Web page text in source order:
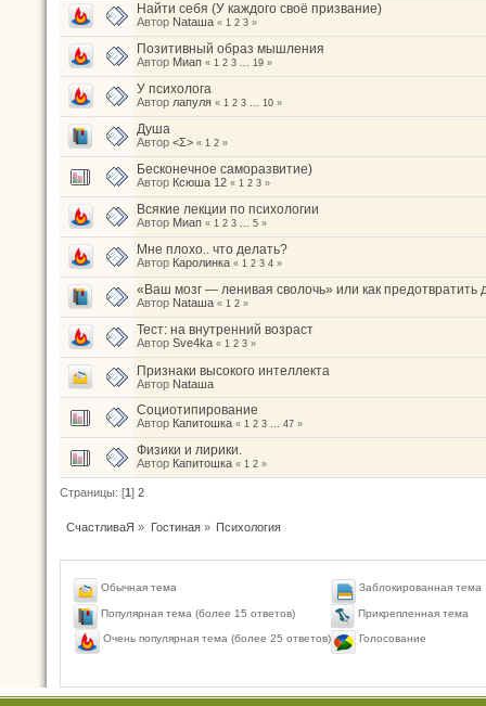
Найти себя (У каждого своё призвание)
Автор Nataшa « 1 2 3 »
Позитивный образ мышления
Автор Миап « 1 2 3 ... 19 »
У психолога
Автор лапуля « 1 2 3 ... 10 »
Душа
Автор <Σ> « 1 2 »
Бесконечное саморазвитие)
Автор Ксюша 12 « 1 2 3 »
Всякие лекции по психологии
Автор Миап « 1 2 3 ... 5 »
Мне плохо.. что делать?
Автор Каролинка « 1 2 3 4 »
«Ваш мозг — ленивая сволочь» или как предотвратить
Автор Nataшa « 1 2 »
Тест: на внутренний возраст
Автор Sve4ka « 1 2 3 »
Признаки высокого интеллекта
Автор Nataшa
Социотипирование
Автор Капитошка « 1 2 3 ... 47 »
Физики и лирики.
Автор Капитошка « 1 2 »
Страницы: [1] 2
СчастливаЯ » Гостиная» Психология
Обычная тема
Популярная тема (более 15 ответов)
Очень популярная тема (более 25 ответов)
Заблокированная тема
Прикрепленная тема
Голосование